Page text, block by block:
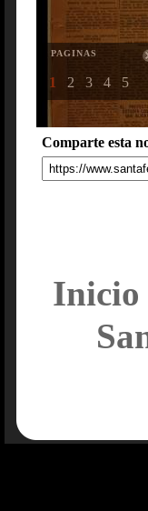
PAGINAS
1 2 3 4 5
Comparte esta
Inicio